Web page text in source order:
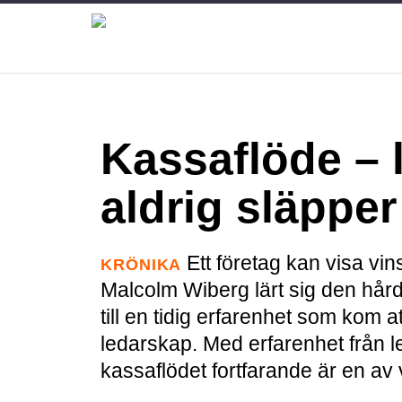
Kassaflöde –
aldrig släpper
KRÖNIKA Ett företag kan visa
Malcolm Wiberg lärt sig den
till en tidig erfarenhet som kom
ledarskap. Med erfarenhet från
kassaflödet fortfarande är en